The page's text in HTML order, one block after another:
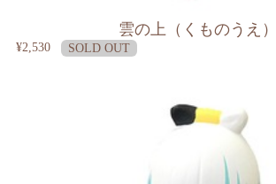
雲の上（くものうえ）
¥2,530 SOLD OUT